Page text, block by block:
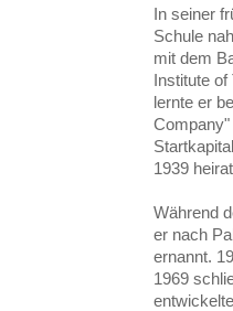
In seiner
Schule
mit dem
Institute of
lernte er
1939
Während
er nach
ernannt.
1969